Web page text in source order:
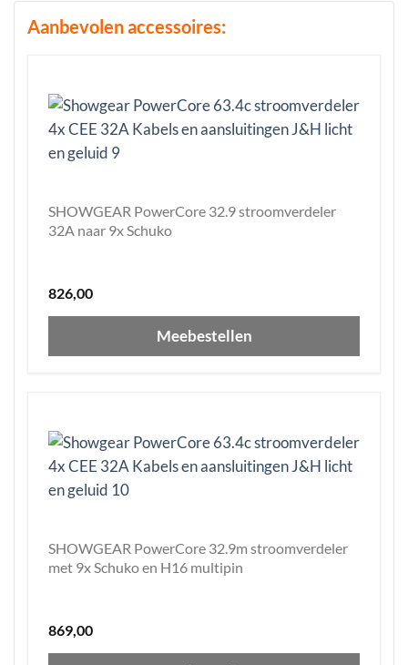
Aanbevolen accessoires:
SHOWGEAR PowerCore 32.9 stroomverdeler
32A naar 9x Schuko
826,00
Meebestellen
SHOWGEAR PowerCore 32.9m stroomverdeler
met 9x Schuko en H16 multipin
869,00